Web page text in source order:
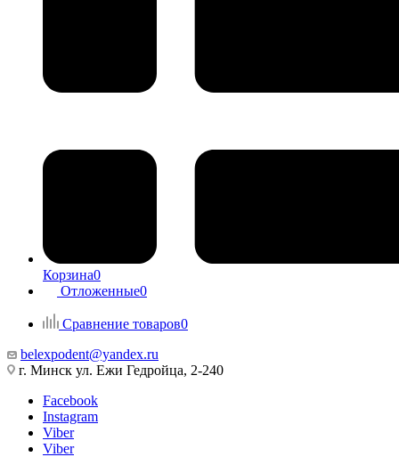
Корзина0
Отложенные0
Сравнение товаров0
belexpodent@yandex.ru
г. Минск ул. Ежи Гедройца, 2-240
Facebook
Instagram
Viber
Viber